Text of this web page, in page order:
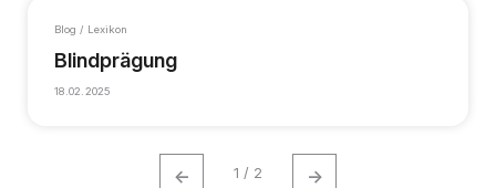
Blog / Lexikon
Blindprägung
18.02.2025
← 1 / 2 →